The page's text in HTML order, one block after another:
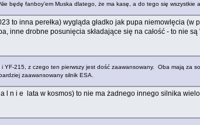
będę fanboy'em Muska dlatego, że ma kasę, a do tego się wszystkie
to inna perełka) wygląda gładko jak pupa niemowlęcia
inne drobne posunięcia składające się na całość - to nie
215, z czego ten pierwszy jest dość zaawansowany. Oba mają za
zaawansowany silnik ESA.
n i e lata w kosmos) to nie ma żadnego innego silnika